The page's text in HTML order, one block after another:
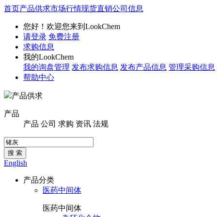
首页产品供求市场行情现货直销公司信息
您好！欢迎您来到LookChem
请登录 免费注册
求购信息
我的LookChem
我的询盘管理 发布求购信息 发布产品信息 管理采购信息
帮助中心
产品供求
产品
产品 公司 求购 资讯 法规
搜 索
English
产品分类
医药中间体
医药中间体